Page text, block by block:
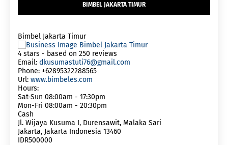
BIMBEL JAKARTA TIMUR
Bimbel Jakarta Timur
4 stars - based on 250 reviews
Email: dkusumastuti76@gmail.com
Phone: +62895322288565
Url: www.bimbeles.com
Hours:
Sat-Sun 08:00am - 17:30pm
Mon-Fri 08:00am - 20:30pm
Cash
Jl. Wijaya Kusuma I, Durensawit, Malaka Sari
Jakarta, Jakarta Indonesia 13460
IDR500000